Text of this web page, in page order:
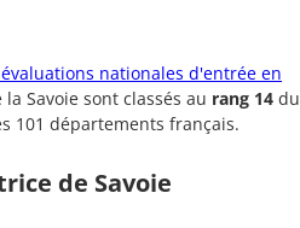
nationales d'entrée en
Savoie sont classés au rang 14 du
101 départements français.
de Savoie